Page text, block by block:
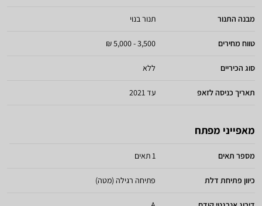
מבנה התנור תנור בנוי
טווח מחירים 3,500 - 5,000 ₪
סוג הכיריים ללא
תאריך כניסה לזאפ עד 2021
מאפייני מפתח
מספר תאים 1 תאים
כיוון פתיחת דלת פתיחה רגילה (מטה)